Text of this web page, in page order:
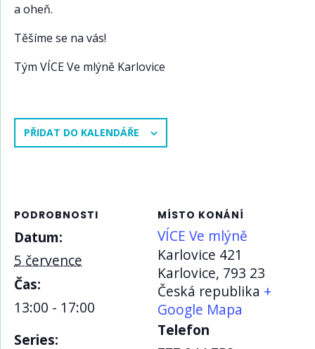
a oheň.
Těšíme se na vás!
Tým VÍCE Ve mlýně Karlovice
PŘIDAT DO KALENDÁŘE
PODROBNOSTI
Datum:
5 července
Čas:
13:00 - 17:00
Series:
MÍSTO KONÁNÍ
VÍCE Ve mlýně
Karlovice 421
Karlovice, 793 23
Česká republika +
Google Mapa
Telefon